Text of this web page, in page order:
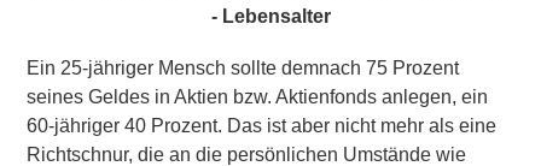
- Lebensalter
Ein 25-jähriger Mensch sollte demnach 75 Prozent
seines Geldes in Aktien bzw. Aktienfonds anlegen, ein
60-jähriger 40 Prozent. Das ist aber nicht mehr als eine
Richtschnur, die an die persönlichen Umstände wie